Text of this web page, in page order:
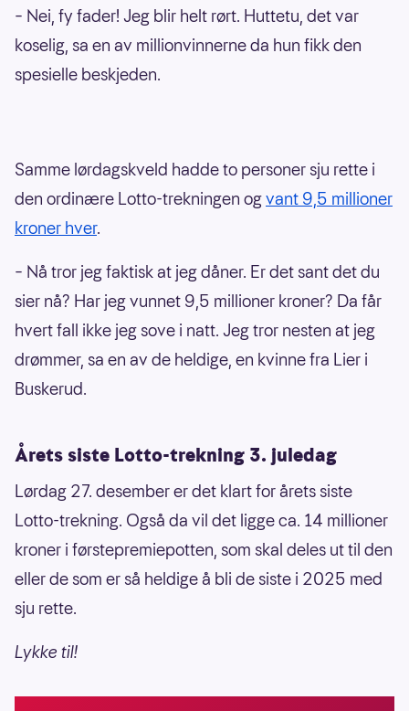
– Nei, fy fader! Jeg blir helt rørt. Huttetu, det var
koselig, sa en av millionvinnerne da hun fikk den
spesielle beskjeden.
Samme lørdagskveld hadde to personer sju rette i
den ordinære Lotto-trekningen ogvant 9,5 millioner
kroner hver.
– Nå tror jeg faktisk at jeg dåner. Er det sant det du
sier nå? Har jeg vunnet 9,5 millioner kroner? Da får
hvert fall ikke jeg sove i natt. Jeg tror nesten at jeg
drømmer, sa en av de heldige, en kvinne fra Lier i
Buskerud.
Årets siste Lotto-trekning 3. juledag
Lørdag 27. desember er det klart for årets siste
Lotto-trekning. Også da vil det ligge ca. 14 millioner
kroner i førstepremiepotten, som skal deles ut til den
eller de som er så heldige å bli de siste i 2025 med
sju rette.
Lykke til!